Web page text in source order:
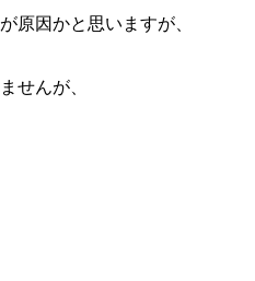
原因かと思いますが、
せんが、